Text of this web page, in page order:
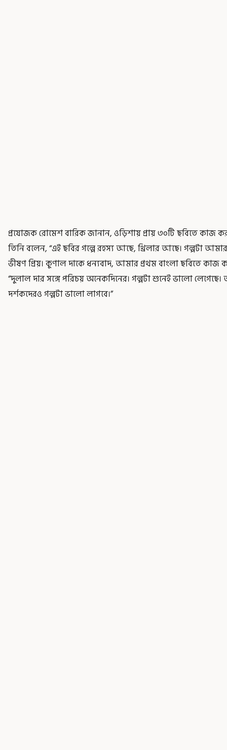
প্রযোজক রোমেশ বারিক জানান, ওড়িশায় প্রায় ৩০টি ছবিতে কাজ
তিনি বলেন, “এই ছবির গল্পে রহস্য আছে, থ্রিলার আছে। গল্পটা
ভীষণ প্রিয়। কুণাল দাকে ধন্যবাদ, আমার প্রথম বাংলা ছবিতে কাজ
“দুলাল দার সঙ্গে পরিচয় অনেকদিনের। গল্পটা শুনেই ভালো
দর্শকদেরও গল্পটা ভালো লাগবে।”